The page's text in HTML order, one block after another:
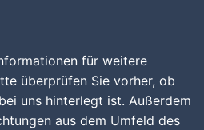
für weitere
überprüfen Sie vorher, ob
uns hinterlegt ist. Außerdem
aus dem Umfeld des